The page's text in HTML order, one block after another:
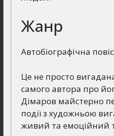
Жанр
Автобіографічна
Це не просто
самого автора про
Дімаров майстерно
події з художньою
живий та емоційний